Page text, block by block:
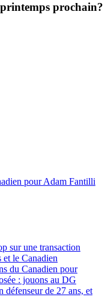
prochain?
pour Adam Fantilli
sur une transaction
le Canadien
du Canadien pour
: jouons au DG
défenseur de 27 ans, et